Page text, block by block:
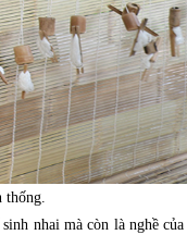
thống.
nhai mà còn là nghề